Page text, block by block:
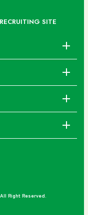
RECRUITING SITE
Right Reserved.